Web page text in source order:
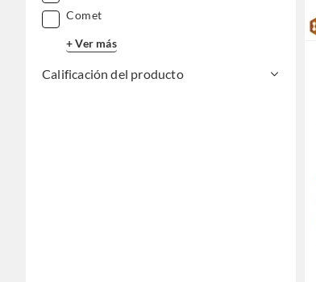
Comet
+ Ver más
Calificación del producto